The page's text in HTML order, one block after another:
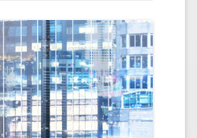
第二巻 第3回 「YOU’RE FIRED」
第二巻 第4回 「ヘンリー・ハド
ソンの悲劇」
第二巻 第5回 「墓前に誓う」